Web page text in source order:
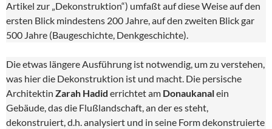
Artikel zur „Dekonstruktion“) umfaßt auf diese Weise auf den
ersten Blick mindestens 200 Jahre, auf den zweiten Blick gar
500 Jahre (Baugeschichte, Denkgeschichte).
Die etwas längere Ausführung ist notwendig, um zu verstehen,
was hier die Dekonstruktion ist und macht. Die persische
Architektin Zarah Hadid errichtet am Donaukanalein
Gebäude, das die Flußlandschaft, an der es steht,
dekonstruiert, d.h. analysiert und in seine Form dekonstruierte